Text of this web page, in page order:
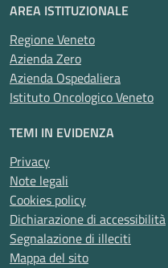
AREA ISTITUZIONALE
Regione Veneto
Azienda Zero
Azienda Ospedaliera
Istituto Oncologico Veneto
TEMI IN EVIDENZA
Privacy
Note legali
Cookies policy
Dichiarazione di accessibilità
Segnalazione di illeciti
Mappa del sito